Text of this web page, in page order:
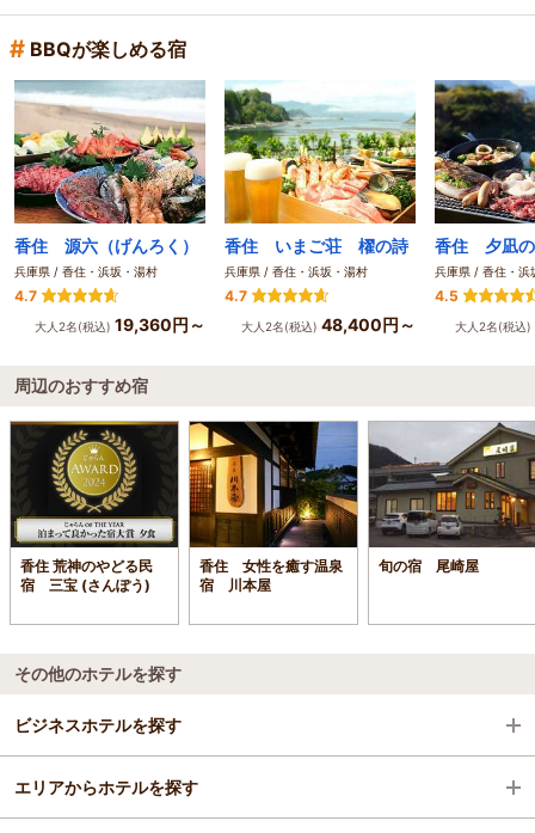
# BBQが楽しめる宿
香住 源六（げんろく）
兵庫県 / 香住・浜坂・湯村
4.7
大人2名(税込) 19,360円～
香住 いまご荘 櫂の詩
兵庫県 / 香住・浜坂・湯村
4.7
大人2名(税込) 48,400円～
香住 夕凪
兵庫県 / 香住・浜
4.5
大人2名(税込)
周辺のおすすめ宿
香住 荒神のやどる民
宿 三宝 (さんぽう)
香住 女性を癒す温泉
宿 川本屋
旬の宿 尾崎屋
その他のホテルを探す
ビジネスホテルを探す
兵庫県
エリアからホテルを探す